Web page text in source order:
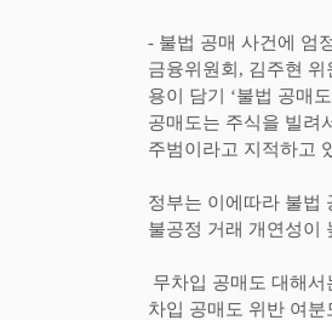
- 불법 공매 사건에 엄
금융위원회 , 김주현 위
용이 담기 ‘불법 공매
공매도는 주식을 빌려
주범이라고 지적하고
정부는 이에따라 불법
불공정 거래 개연성이
무차입 공매도 대해
차입 공매도 위반 여